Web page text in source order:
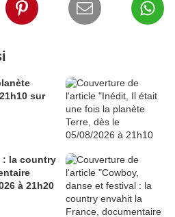
sur
: la country
à 21h20